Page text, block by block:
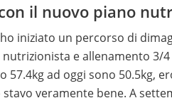
il nuovo piano
iniziato un percorso di
e allenamento 3/
57.4kg ad oggi sono 50.5kg,
veramente bene. A